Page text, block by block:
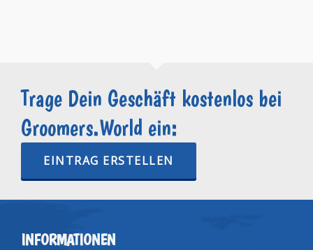
Trage Dein Geschäft kostenlos bei
Groomers.World ein:
EINTRAG ERSTELLEN
INFORMATIONEN